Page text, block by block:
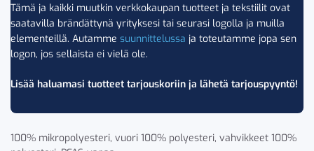
Tämä ja kaikki muutkin verkkokaupan tuotteet ja tekstiilit ovat
saatavilla brändättynä yrityksesi tai seurasi logolla ja muilla
elementeillä. Autamme suunnittelussa ja toteutamme jopa sen
logon, jos sellaista ei vielä ole.
Lisää haluamasi tuotteet tarjouskoriin ja lähetä tarjouspyyntö!
100% mikropolyesteri, vuori 100% polyesteri, vahvikkeet 100%